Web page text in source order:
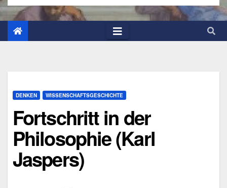
DENKEN WISSENSCHAFTSGESCHICHTE
Fortschritt in der
Philosophie (Karl
Jaspers)